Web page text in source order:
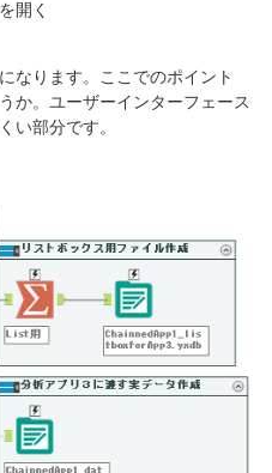
開く
なります。ここでのポイント
か。ユーザーインターフェース
い部分です。